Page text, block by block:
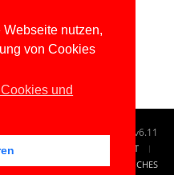
Webseite nutzen,
von Cookies
und
-Dr. Holger Schwichtenberg v6.11
KONTAKT
IMPRESSUM
RECHTLICHES